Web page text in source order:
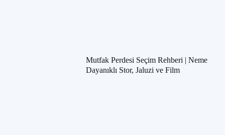
Mutfak Perdesi Seçim Rehberi | Neme
Dayanıklı Stor, Jaluzi ve Film